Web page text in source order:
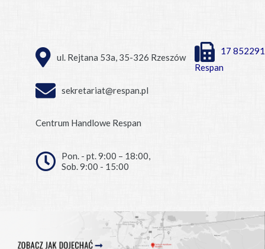
ul. Rejtana 53a, 35-326 Rzeszów
17
Respan
sekretariat@respan.pl
Centrum Handlowe Respan
Pon. - pt. 9:00 – 18:00,
Sob. 9:00 - 15:00